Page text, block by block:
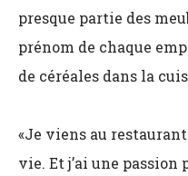
presque partie des
prénom de chaque
de céréales dans la
«Je viens au restaurant
vie. Et j’ai une